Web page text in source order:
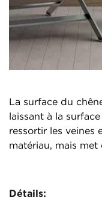
La surface du
laissant à la
ressortir les veines
matériau, mais
Détails: